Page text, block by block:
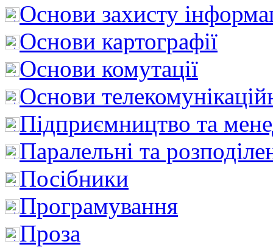
Основи захисту
Основи картографії
Основи комутації
Основи
Підприємництво та
Паралельні та
Посібники
Програмування
Проза